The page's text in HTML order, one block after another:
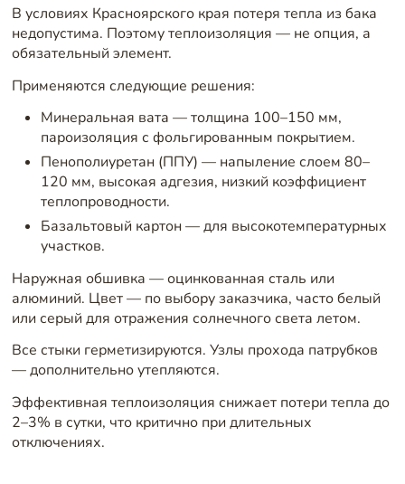
В условиях Красноярского края потеря тепла из бака
недопустима. Поэтому теплоизоляция — не опция, а
обязательный элемент.
Применяются следующие решения:
Минеральная вата — толщина 100–150 мм,
пароизоляция с фольгированным покрытием.
Пенополиуретан (ППУ) — напыление слоем 80–
120 мм, высокая адгезия, низкий коэффициент
теплопроводности.
Базальтовый картон — для высокотемпературных
участков.
Наружная обшивка — оцинкованная сталь или
алюминий. Цвет — по выбору заказчика, часто белый
или серый для отражения солнечного света летом.
Все стыки герметизируются. Узлы прохода патрубков
— дополнительно утепляются.
Эффективная теплоизоляция снижает потери тепла до
2–3% в сутки, что критично при длительных
отключениях.